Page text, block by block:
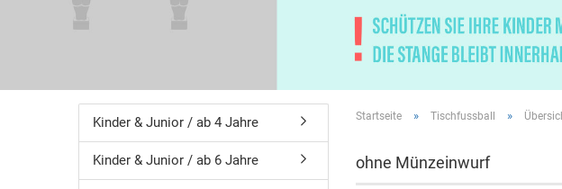
Startseite » Tischfussball »
ohne Münzeinwurf
Kinder & Junior / ab 4 Jahre
Kinder & Junior / ab 6 Jahre